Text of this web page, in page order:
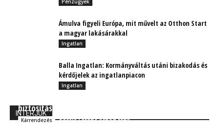
Pénzügyek
Ámulva figyeli Európa, mit művelt az Otthon Start
a magyar lakásárakkal
Ingatlan
Balla Ingatlan: Kormányváltás utáni bizakodás és
kérdőjelek az ingatlanpiacon
Ingatlan
INTERJÚK
biztosítás mellé is
Kárrendezés Kocsis Ferenc Árpád MBA